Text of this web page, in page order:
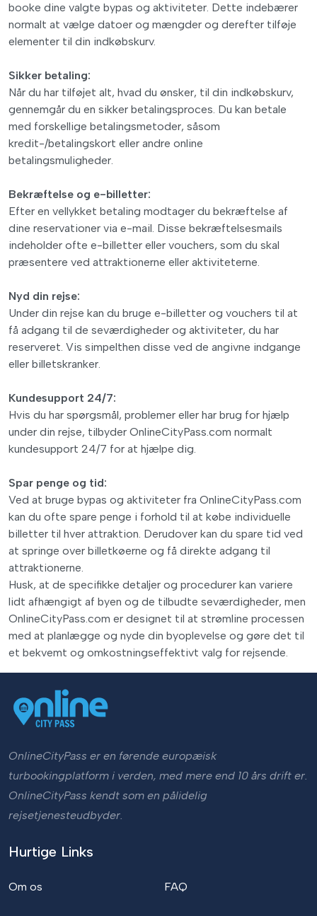
booke dine valgte bypas og aktiviteter. Dette indebærer
normalt at vælge datoer og mængder og derefter tilføje
elementer til din indkøbskurv.
Sikker betaling:
Når du har tilføjet alt, hvad du ønsker, til din indkøbskurv,
gennemgår du en sikker betalingsproces. Du kan betale
med forskellige betalingsmetoder, såsom
kredit-/betalingskort eller andre online
betalingsmuligheder.
Bekræftelse og e-billetter:
Efter en vellykket betaling modtager du bekræftelse af
dine reservationer via e-mail. Disse bekræftelsesmails
indeholder ofte e-billetter eller vouchers, som du skal
præsentere ved attraktionerne eller aktiviteterne.
Nyd din rejse:
Under din rejse kan du bruge e-billetter og vouchers til at
få adgang til de seværdigheder og aktiviteter, du har
reserveret. Vis simpelthen disse ved de angivne indgange
eller billetskranker.
Kundesupport 24/7:
Hvis du har spørgsmål, problemer eller har brug for hjælp
under din rejse, tilbyder OnlineCityPass.com normalt
kundesupport 24/7 for at hjælpe dig.
Spar penge og tid:
Ved at bruge bypas og aktiviteter fra OnlineCityPass.com
kan du ofte spare penge i forhold til at købe individuelle
billetter til hver attraktion. Derudover kan du spare tid ved
at springe over billetkøerne og få direkte adgang til
attraktionerne.
Husk, at de specifikke detaljer og procedurer kan variere
lidt afhængigt af byen og de tilbudte seværdigheder, men
OnlineCityPass.com er designet til at strømline processen
med at planlægge og nyde din byoplevelse og gøre det til
et bekvemt og omkostningseffektivt valg for rejsende.
OnlineCityPass er en førende europæisk
turbookingplatform i verden, med mere end 10 års drift er.
OnlineCityPass kendt som en pålidelig
rejsetjenesteudbyder.
Hurtige Links
Om os FAQ